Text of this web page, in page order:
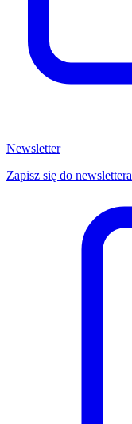
Newsletter
Zapisz się do newslettera